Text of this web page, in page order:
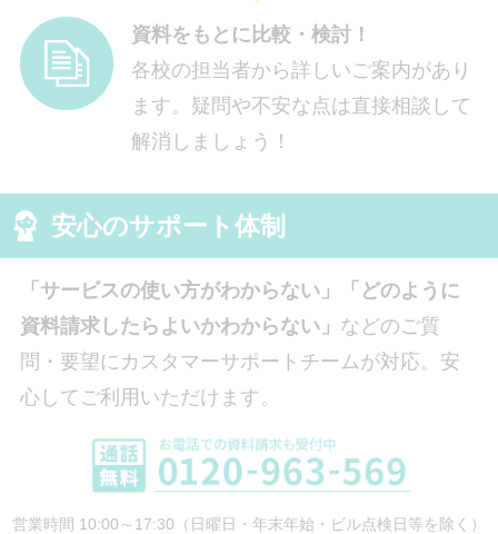
資料をもとに比較・検討！
各校の担当者から詳しいご案内があり
ます。疑問や不安な点は直接相談して
解消しましょう！
安心のサポート体制
「サービスの使い方がわからない」「どのように
資料請求したらよいかわからない」 などのご質
問・要望にカスタマーサポートチームが対応。安
心してご利用いただけます。
営業時間 10:00～17:30（日曜日・年末年始・ビル点検日等を除く）